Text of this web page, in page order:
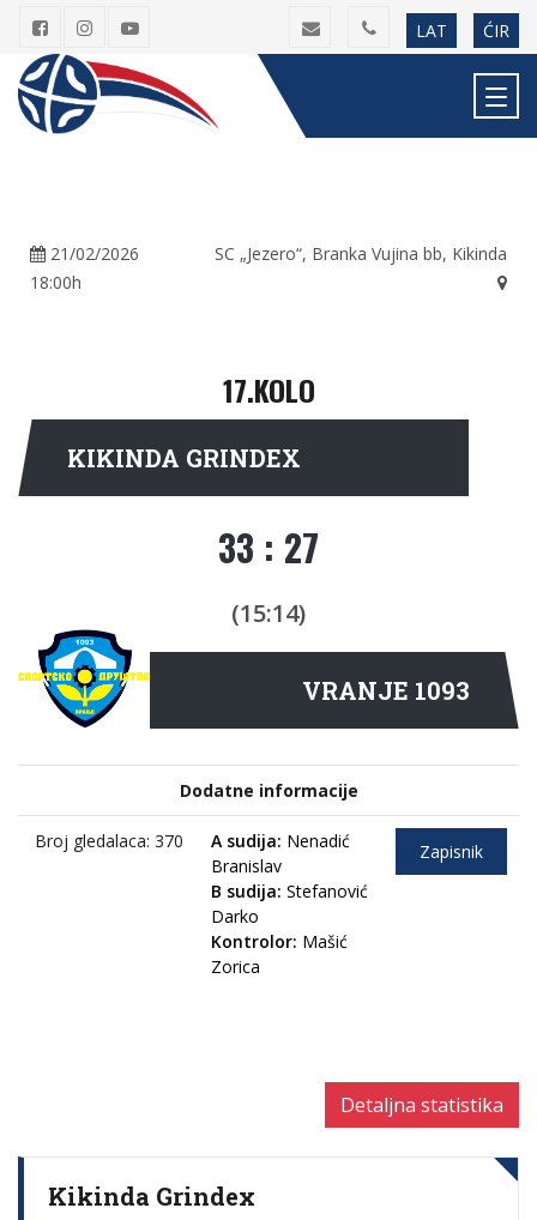
LAT ĆIR
21/02/2026
18:00h
SC „Jezero“, Branka Vujina bb, Kikinda
17.KOLO
KIKINDA GRINDEX
33 : 27
(15:14)
VRANJE 1093
Dodatne informacije
Broj gledalaca: 370 A sudija: Nenadić
Branislav
B sudija: Stefanović
Darko
Kontrolor: Mašić
Zorica
Zapisnik
Detaljna statistika
Kikinda Grindex